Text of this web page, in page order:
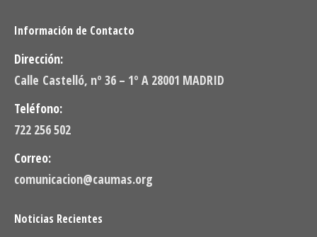
Información de Contacto
Dirección:
Calle Castelló, nº 36 – 1º A 28001 MADRID
Teléfono:
722 256 502
Correo:
comunicacion@caumas.org
Noticias Recientes